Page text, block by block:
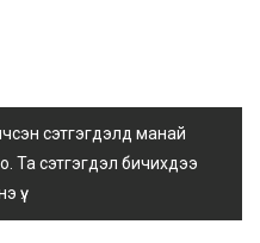
сэтгэгдэлд манай
Та сэтгэгдэл бичихдээ
үү.